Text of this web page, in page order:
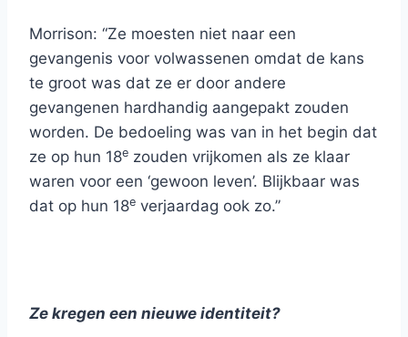
Morrison: “Ze moesten niet naar een
gevangenis voor volwassenen omdat de kans
te groot was dat ze er door andere
gevangenen hardhandig aangepakt zouden
worden. De bedoeling was van in het begin dat
ze op hun 18e zouden vrijkomen als ze klaar
waren voor een ‘gewoon leven’. Blijkbaar was
dat op hun 18e verjaardag ook zo.”
Ze kregen een nieuwe identiteit?